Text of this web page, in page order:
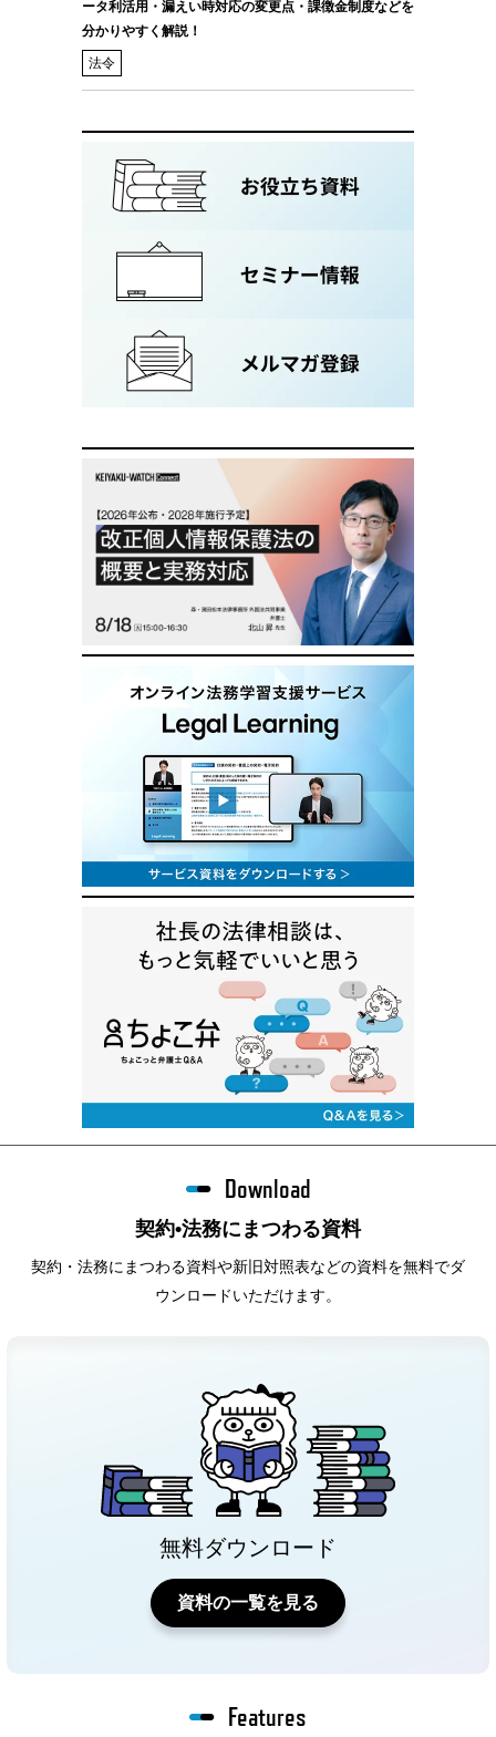
ータ利活用・漏えい時対応の変更点・課徴金制度などを
分かりやすく解説！
法令
契約•法務にまつわる資料
Download
契約・法務にまつわる資料や新旧対照表などの資料を無料でダ
ウンロードいただけます。
無料ダウンロード
資料の一覧を見る
Features